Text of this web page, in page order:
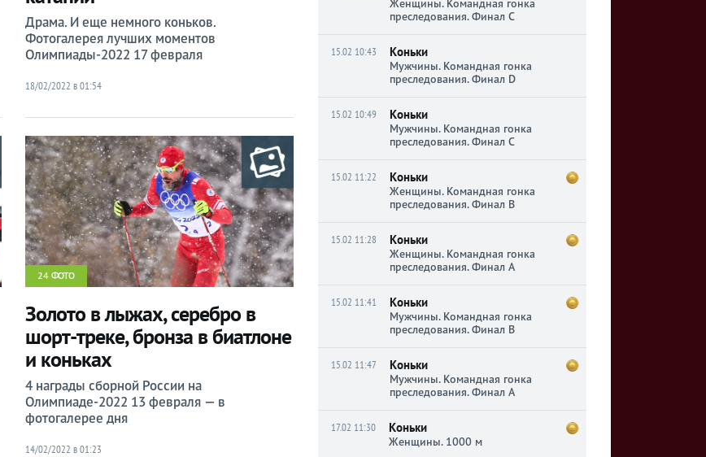
Драма. И еще немного коньков.
Фотогалерея лучших моментов
Олимпиады-2022 17 февраля
18/02/2022 в 01:54
24 ФОТО
Золото в лыжах, серебро в
шорт-треке, бронза в биатлоне
и коньках
4 награды сборной России на
Олимпиаде-2022 13 февраля — в
фотогалерее дня
14/02/2022 в 01:23
Женщины. Командная гонка
преследования. Финал C
15.02 10:43 Коньки
Мужчины. Командная гонка
преследования. Финал D
15.02 10:49 Коньки
Мужчины. Командная гонка
преследования. Финал C
15.02 11:22 Коньки
Женщины. Командная гонка
преследования. Финал B
15.02 11:28 Коньки
Женщины. Командная гонка
преследования. Финал A
15.02 11:41 Коньки
Мужчины. Командная гонка
преследования. Финал B
15.02 11:47 Коньки
Мужчины. Командная гонка
преследования. Финал A
17.02 11:30 Коньки
Женщины. 1000 м